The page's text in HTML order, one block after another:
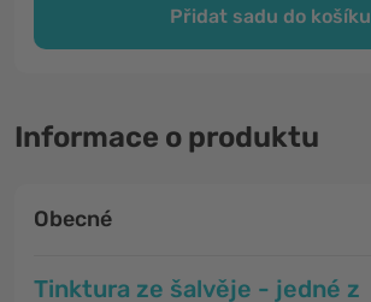
Přidat sadu do košíku
Informace o produktu
Obecné
Tinktura ze šalvěje - jedné z